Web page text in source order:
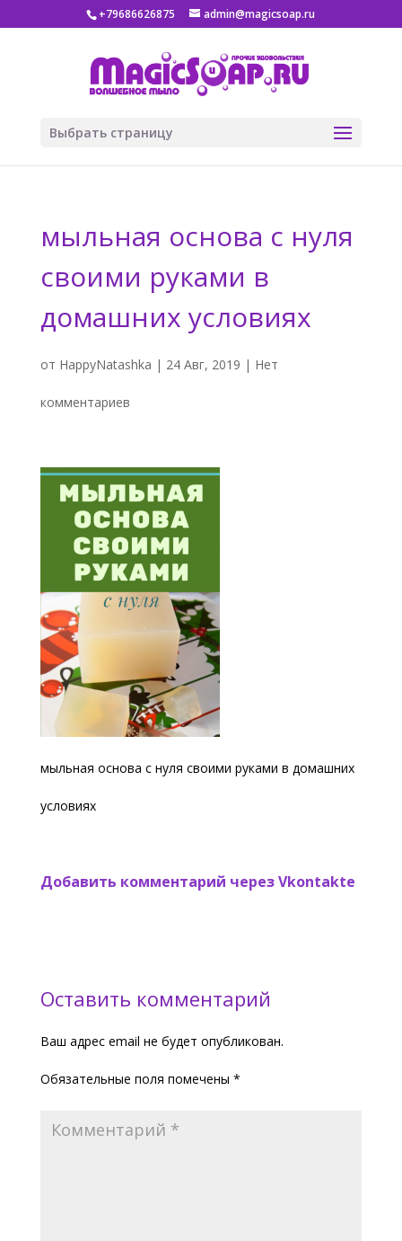
+79686626875 admin@magicsoap.ru
Выбрать страницу
мыльная основа с нуля
своими руками в
домашних условиях
от HappyNatashka | 24 Авг, 2019 | Нет
комментариев
мыльная основа с нуля своими руками в домашних
условиях
Добавить комментарий через Vkontakte
Оставить комментарий
Ваш адрес email не будет опубликован.
Обязательные поля помечены *